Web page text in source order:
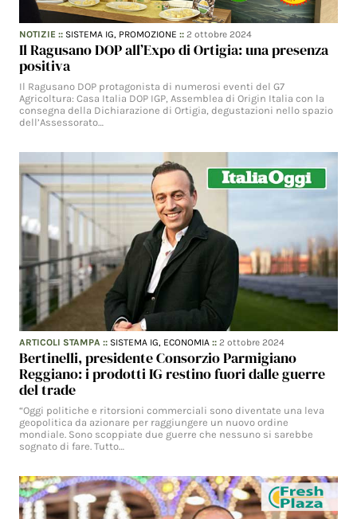
NOTIZIE :: SISTEMA IG, PROMOZIONE ::2 ottobre 2024
Il Ragusano DOP all’Expo di Ortigia: una presenza
positiva
Il Ragusano DOP protagonista di numerosi eventi del G7
Agricoltura: Casa Italia DOP IGP, Assemblea di Origin Italia con la
consegna della Dichiarazione di Ortigia, degustazioni nello spazio
dell’Assessorato…
ARTICOLI STAMPA :: SISTEMA IG, ECONOMIA ::2 ottobre 2024
Bertinelli, presidente Consorzio Parmigiano
Reggiano: i prodotti IG restino fuori dalle guerre
del trade
“Oggi politiche e ritorsioni commerciali sono diventate una leva
geopolitica da azionare per raggiungere un nuovo ordine
mondiale. Sono scoppiate due guerre che nessuno si sarebbe
sognato di fare. Tutto…